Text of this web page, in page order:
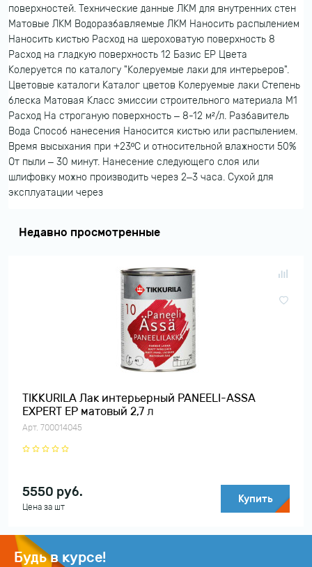
поверхностей. Технические данные ЛКМ для внутренних стен
Матовые ЛКМ Водоразбавляемые ЛКМ Наносить распылением
Наносить кистью Расход на шероховатую поверхность 8
Расход на гладкую поверхность 12 Базис EP Цвета
Колеруется по каталогу "Колеруемые лаки для интерьеров".
Цветовые каталоги Каталог цветов Колеруемые лаки Степень
блеска Матовая Класс эмиссии строительного материала M1
Расход На строганую поверхность – 8-12 м²/л. Разбавитель
Вода Способ нанесения Наносится кистью или распылением.
Время высыхания при +23ºС и относительной влажности 50%
От пыли – 30 минут. Нанесение следующего слоя или
шлифовку можно производить через 2–3 часа. Сухой для
эксплуатации через
Недавно просмотренные
TIKKURILA Лак интерьерный PANEELI-ASSA
EXPERT EP матовый 2,7 л
Арт. 700014045
5550 руб.
Цена за шт
Купить
Будь в курсе!